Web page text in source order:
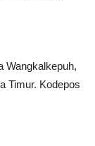
Wangkalkepuh,
Timur. Kodepos